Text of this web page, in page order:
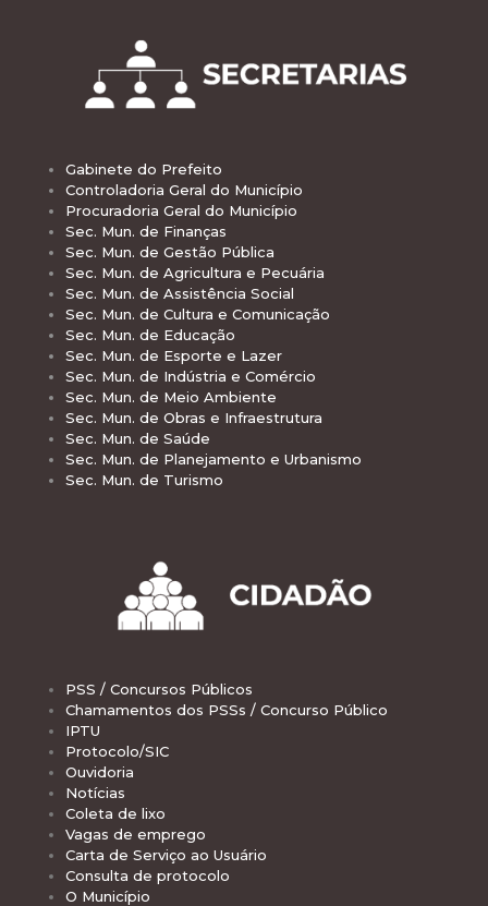
Gabinete do Prefeito
Controladoria Geral do Município
Procuradoria Geral do Município
Sec. Mun. de Finanças
Sec. Mun. de Gestão Pública
Sec. Mun. de Agricultura e Pecuária
Sec. Mun. de Assistência Social
Sec. Mun. de Cultura e Comunicação
Sec. Mun. de Educação
Sec. Mun. de Esporte e Lazer
Sec. Mun. de Indústria e Comércio
Sec. Mun. de Meio Ambiente
Sec. Mun. de Obras e Infraestrutura
Sec. Mun. de Saúde
Sec. Mun. de Planejamento e Urbanismo
Sec. Mun. de Turismo
PSS / Concursos Públicos
Chamamentos dos PSSs / Concurso Público
IPTU
Protocolo/SIC
Ouvidoria
Notícias
Coleta de lixo
Vagas de emprego
Carta de Serviço ao Usuário
Consulta de protocolo
O Município